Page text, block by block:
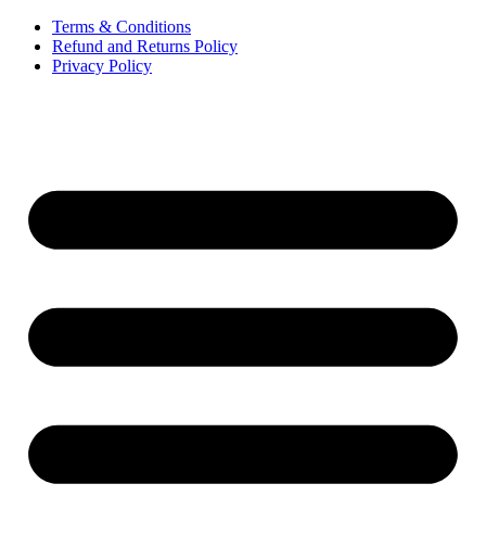
Terms & Conditions
Refund and Returns Policy
Privacy Policy